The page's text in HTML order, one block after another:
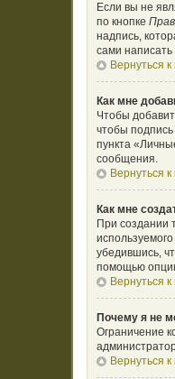
Если вы не
по кнопке
надпись,
сами
Вернуться
Как мне
Чтобы
чтобы
пункта
сообщения.
Вернуться
Как мне
При создании
убедившись,
помощью
Вернуться
Почему я не
Ограничение
Вернуться